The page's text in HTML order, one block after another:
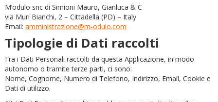
M’odulo snc di Simioni Mauro, Gianluca & C
via Muri Bianchi, 2 – Cittadella (PD) – Italy
Email: amministrazione@m-odulo.com
Tipologie di Dati raccolti
Fra i Dati Personali raccolti da questa Applicazione, in modo
autonomo o tramite terze parti, ci sono:
Nome, Cognome, Numero di Telefono, Indirizzo, Email, Cookie e
Dati di utilizzo.